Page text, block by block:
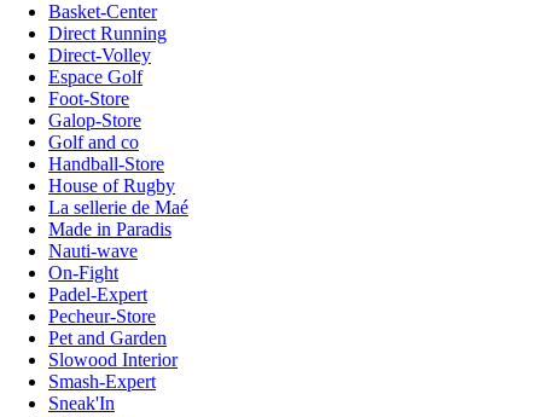
Basket-Center
Direct Running
Direct-Volley
Espace Golf
Foot-Store
Galop-Store
Golf and co
Handball-Store
House of Rugby
La sellerie de Maé
Made in Paradis
Nauti-wave
On-Fight
Padel-Expert
Pecheur-Store
Pet and Garden
Slowood Interior
Smash-Expert
Sneak'In